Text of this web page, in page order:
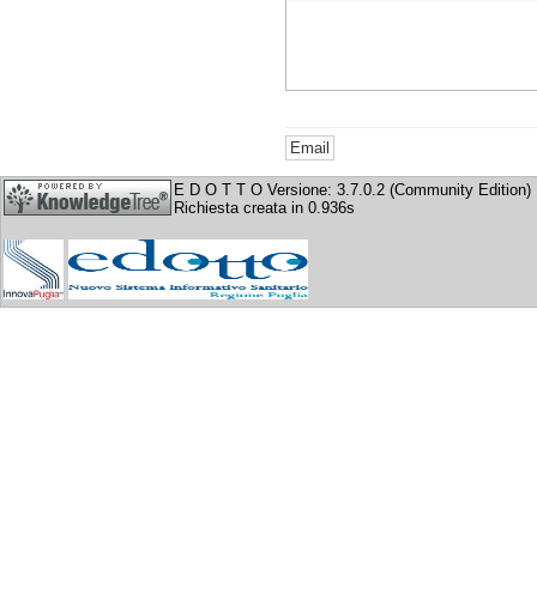
E D O T T O Versione: 3.7.0.2 (Community Edition)
Richiesta creata in 0.936s